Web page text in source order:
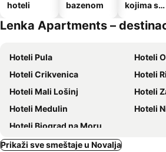
hoteli
bazenom
kojima su
kućni
Lenka Apartments –
Hoteli Pula
Hoteli
Hoteli Crikvenica
Hoteli
Hoteli Mali Lošinj
Hoteli
Hoteli Medulin
Hoteli
Hoteli Biograd na Moru
Prikaži sve smeštaje u Novalja